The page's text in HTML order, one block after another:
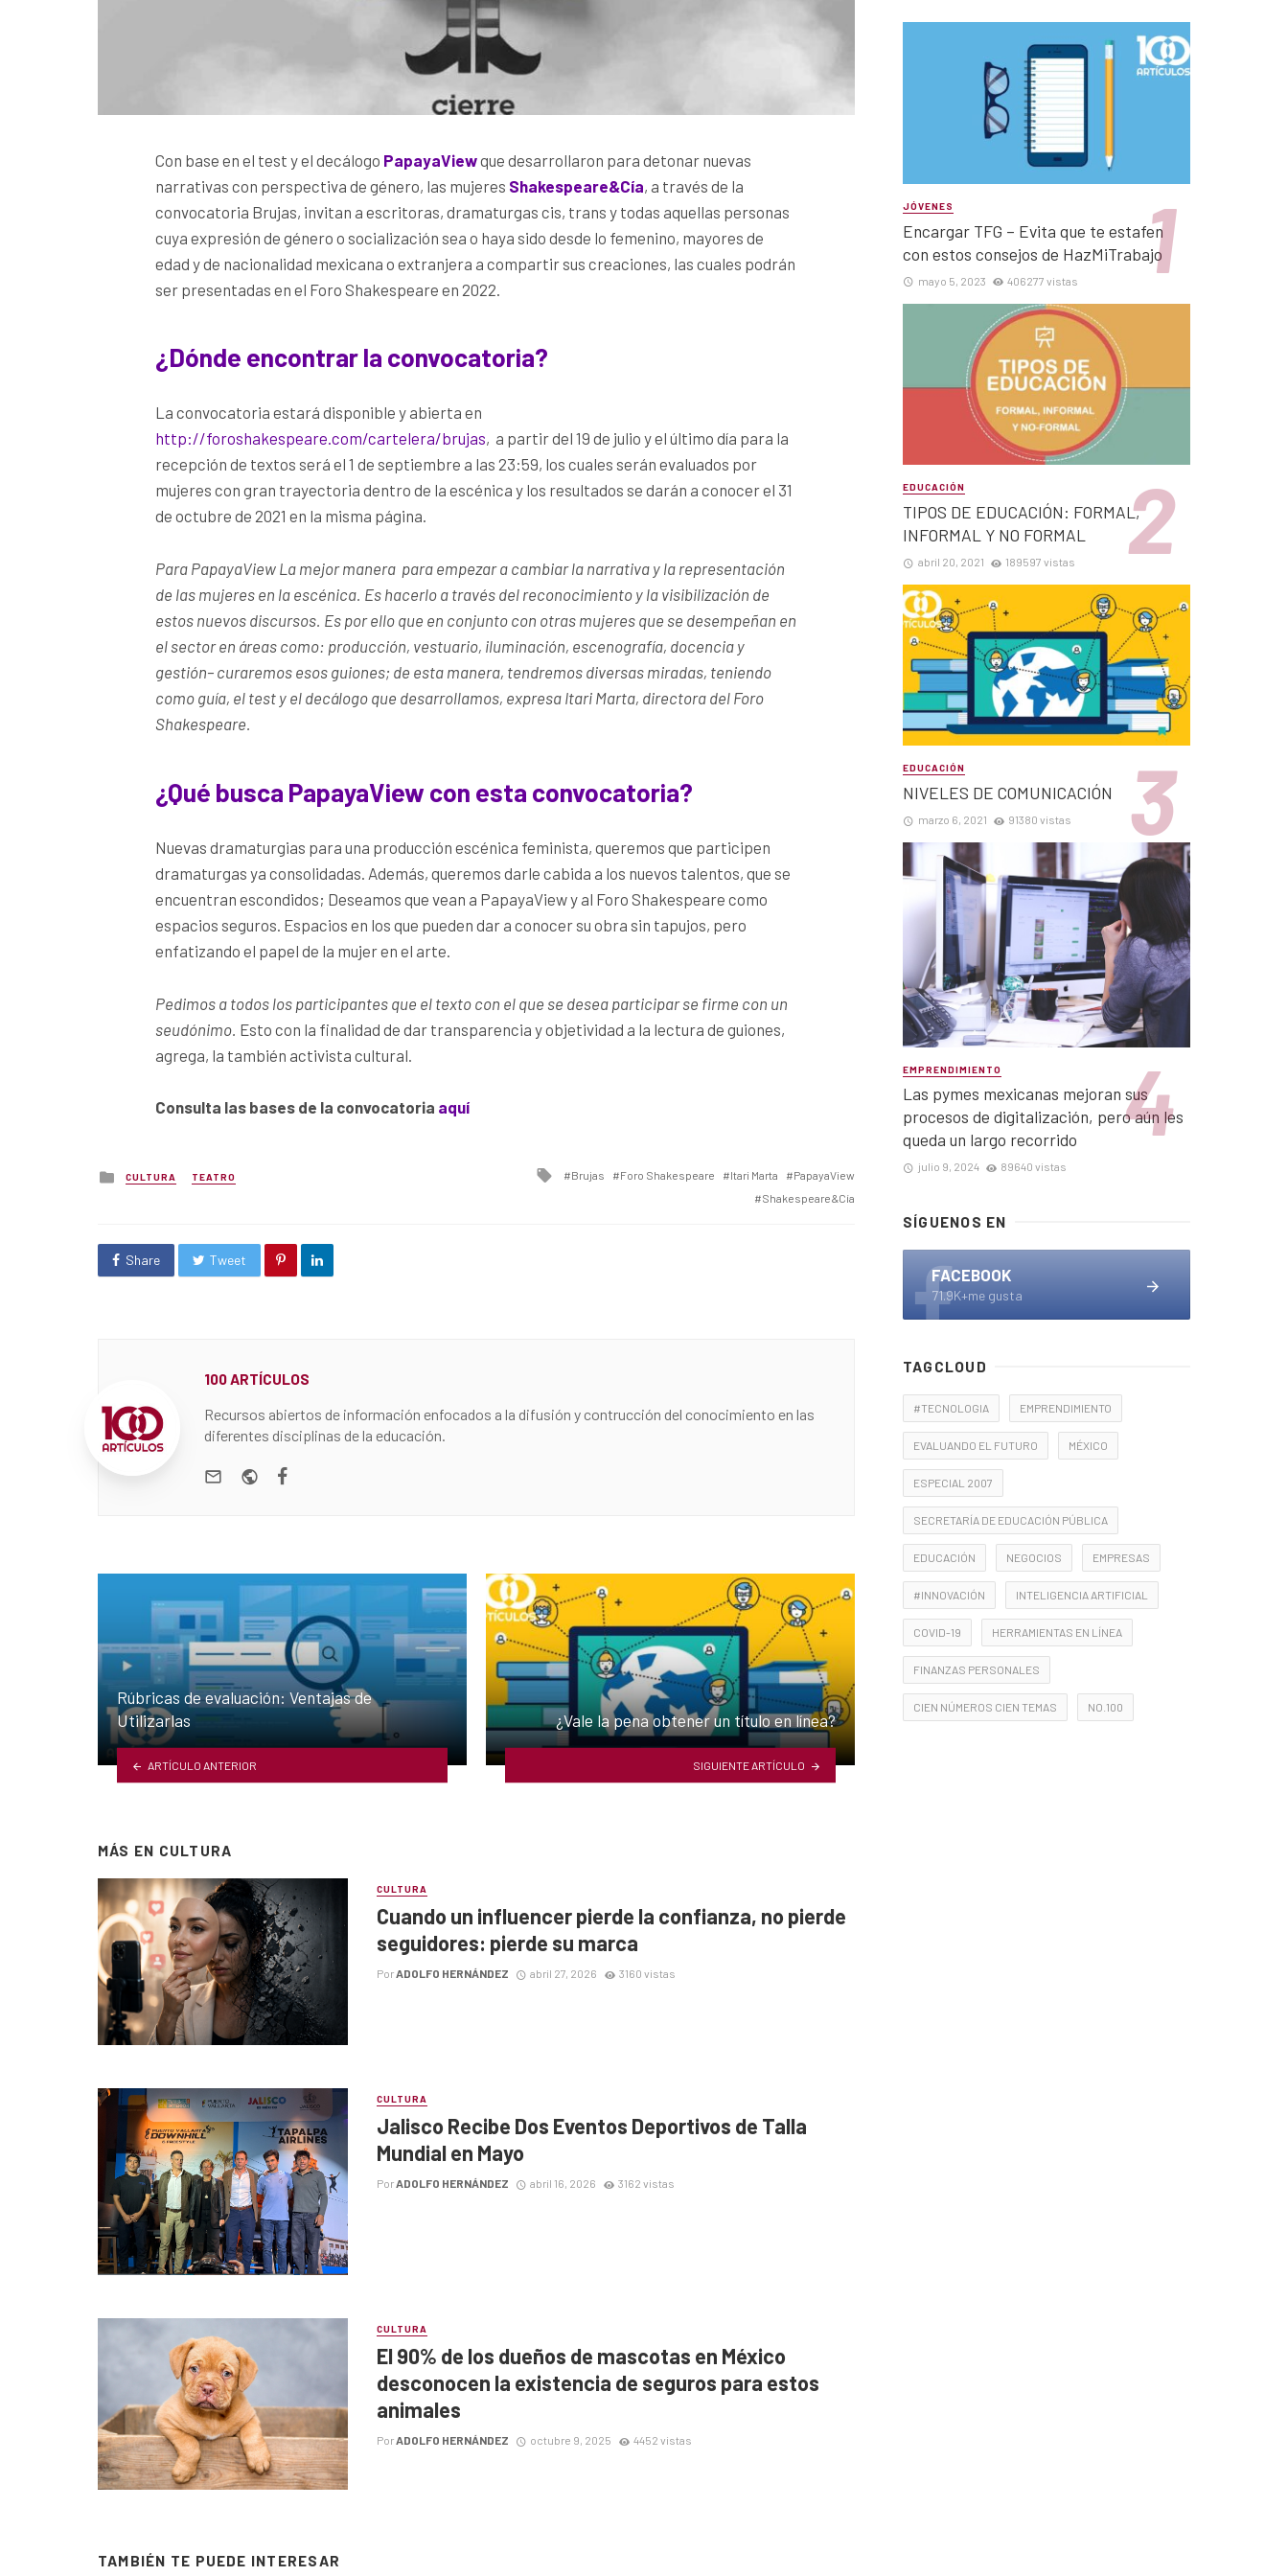
Con base en el test y el decálogo PapayaViewque desarrollaron para detonar nuevas
narrativas con perspectiva de género, las mujeres Shakespeare&Cía, a través de la
convocatoria Brujas, invitan a escritoras, dramaturgas cis, trans y todas aquellas personas
cuya expresión de género o socialización sea o haya sido desde lo femenino, mayores de
edad y de nacionalidad mexicana o extranjera a compartir sus creaciones, las cuales podrán
ser presentadas en el Foro Shakespeare en 2022.
¿Dónde encontrar la convocatoria?
La convocatoria estará disponible y abierta en
http://foroshakespeare.com/cartelera/brujas, a partir del 19 de julio y el último día para la
recepción de textos será el 1 de septiembre a las 23:59, los cuales serán evaluados por
mujeres con gran trayectoria dentro de la escénica y los resultados se darán a conocer el 31
de octubre de 2021 en la misma página.
Para PapayaView La mejor manera para empezar a cambiar la narrativa y la representación
de las mujeres en la escénica. Es hacerlo a través del reconocimiento y la visibilización de
estos nuevos discursos. Es por ello que en conjunto con otras mujeres que se desempeñan en
el sector en áreas como: producción, vestuario, iluminación, escenografía, docencia y
gestión– curaremos esos guiones; de esta manera, tendremos diversas miradas, teniendo
como guía, el test y el decálogo que desarrollamos, expresa Itari Marta, directora del Foro
Shakespeare.
¿Qué busca PapayaView con esta convocatoria?
Nuevas dramaturgias para una producción escénica feminista, queremos que participen
dramaturgas ya consolidadas. Además, queremos darle cabida a los nuevos talentos, que se
encuentran escondidos; Deseamos que vean a PapayaView y al Foro Shakespeare como
espacios seguros. Espacios en los que pueden dar a conocer su obra sin tapujos, pero
enfatizando el papel de la mujer en el arte.
Pedimos a todos los participantes que el texto con el que se desea participar se firme con un
seudónimo. Esto con la finalidad de dar transparencia y objetividad a la lectura de guiones,
agrega, la también activista cultural.
Consulta las bases de la convocatoria aquí
Posted
in
CULTURA TEATRO
Tagged
Brujas Foro Shakespeare Itari Marta
PapayaView
Shakespeare&Cía
Share Tweet
100 ARTÍCULOS
Recursos abiertos de información enfocados a la difusión y contrucción del conocimiento en las
diferentes disciplinas de la educación.
e-mail Website
Rúbricas de evaluación: Ventajas de
Utilizarlas
ARTÍCULO ANTERIOR
¿Vale la pena obtener un título en línea?
SIGUIENTE ARTÍCULO
MÁS EN CULTURA
CULTURA
Cuando un influencer pierde la confianza, no pierde
seguidores: pierde su marca
PorADOLFO HERNÁNDEZ abril 27, 2026 3160 vistas
CULTURA
Jalisco Recibe Dos Eventos Deportivos de Talla
Mundial en Mayo
PorADOLFO HERNÁNDEZ abril 16, 2026 3162 vistas
CULTURA
El 90% de los dueños de mascotas en México
desconocen la existencia de seguros para estos
animales
Por ADOLFO HERNÁNDEZ octubre 9, 2025 4452 vistas
TAMBIÉN TE PUEDE INTERESAR
JÓVENES
Encargar TFG – Evita que te estafen
con estos consejos de HazMiTrabajo
mayo 5, 2023 406277 vistas
EDUCACIÓN
TIPOS DE EDUCACIÓN: FORMAL,
INFORMAL Y NO FORMAL
abril 20, 2021 189597 vistas
EDUCACIÓN
NIVELES DE COMUNICACIÓN
marzo 6, 2021 91380 vistas
EMPRENDIMIENTO
Las pymes mexicanas mejoran sus
procesos de digitalización, pero aún les
queda un largo recorrido
julio 9, 2024 89640 vistas
SÍGUENOS EN
FACEBOOK
71.9K+me gusta
TAGCLOUD
#TECNOLOGIA EMPRENDIMIENTO
EVALUANDO EL FUTURO MÉXICO
ESPECIAL 2007
SECRETARÍA DE EDUCACIÓN PÚBLICA
EDUCACIÓN NEGOCIOS EMPRESAS
#INNOVACIÓN INTELIGENCIA ARTIFICIAL
COVID-19 HERRAMIENTAS EN LÍNEA
FINANZAS PERSONALES
CIEN NÚMEROS CIEN TEMAS NO.100